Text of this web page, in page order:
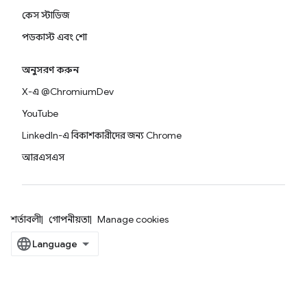
কেস স্টাডিজ
পডকাস্ট এবং শো
অনুসরণ করুন
X-এ @ChromiumDev
YouTube
LinkedIn-এ বিকাশকারীদের জন্য Chrome
আরএসএস
শর্তাবলী গোপনীয়তা Manage cookies